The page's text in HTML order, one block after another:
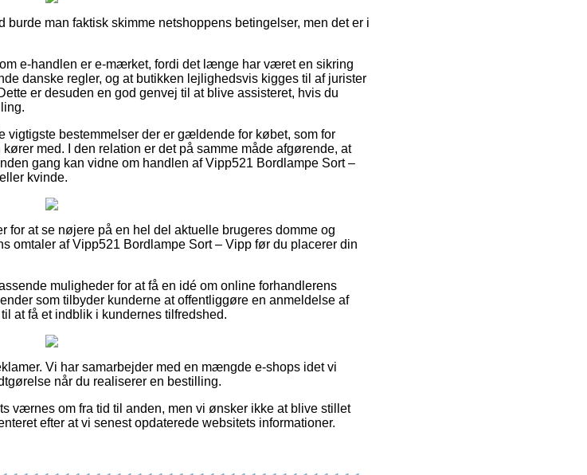
burde man faktisk skimme netshoppens betingelser, men det er i
e-handlen er e-mærket, fordi det længe har været en sikring
danske regler, og at butikken lejlighedsvis kigges til af jurister
er desuden en god genvej til at blive assisteret, hvis du
vigtigste bestemmelser der er gældende for købet, som for
med. I den relation er det på samme måde afgørende, at
gang kan vidne om handlen af Vipp521 Bordlampe Sort –
kvinde.
for at se nøjere på en hel del aktuelle brugeres domme og
omtaler af Vipp521 Bordlampe Sort – Vipp før du placerer din
muligheder for at få en idé om online forhandlerens
som tilbyder kunderne at offentliggøre en anmeldelse af
at få et indblik i kundernes tilfredshed.
Vi har samarbejder med en mængde e-shops idet vi
når du realiserer en bestilling.
værnes om fra tid til anden, men vi ønsker ikke at blive stillet
efter at vi senest opdaterede websitets informationer.